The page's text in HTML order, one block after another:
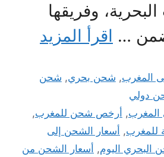
وفريقها
… اقرأ المزيد
المغرب, شحن بحري, شحن
دولي
, أرخص شحن للمغرب,
, أسعار الشحن إلى
البحري اليوم, أسعار الشحن من